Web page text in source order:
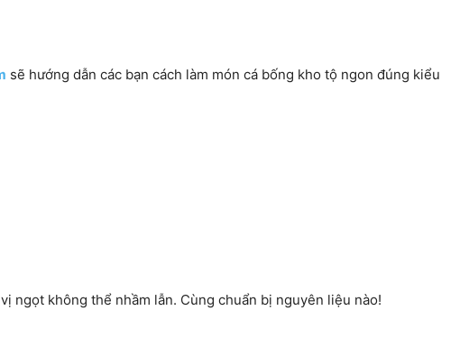
sẽ hướng dẫn các bạn cách làm món cá bống kho tộ ngon đúng kiểu
ngọt không thể nhầm lẫn. Cùng chuẩn bị nguyên liệu nào!